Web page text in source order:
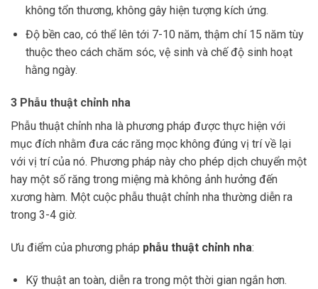
không tổn thương, không gây hiện tượng kích ứng.
Độ bền cao, có thể lên tới 7-10 năm, thậm chí 15 năm tùy
thuộc theo cách chăm sóc, vệ sinh và chế độ sinh hoạt
hằng ngày.
3 Phẫu thuật chỉnh nha
Phẫu thuật chỉnh nha là phương pháp được thực hiện với
mục đích nhằm đưa các răng mọc không đúng vị trí về lại
với vị trí của nó. Phương pháp này cho phép dịch chuyển một
hay một số răng trong miệng mà không ảnh hưởng đến
xương hàm. Một cuộc phẫu thuật chỉnh nha thường diễn ra
trong 3-4 giờ.
Ưu điểm của phương pháp phẫu thuật chỉnh nha:
Kỹ thuật an toàn, diễn ra trong một thời gian ngắn hơn.